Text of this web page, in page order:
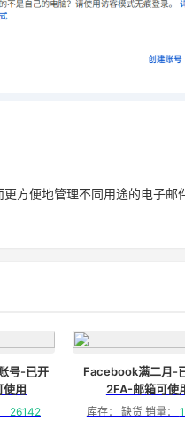
方便地管理不同用途的电子邮
号-已开
用
26142
Facebook满二月-
2FA-邮箱可使
库存： 缺货 销量：